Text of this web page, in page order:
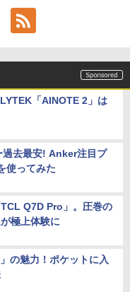
「AINOTE 2」は
去最安! Anker注目プ
使ってみた
Q7D Pro」。圧巻の
極上体験に
の魅力！ポケットに入